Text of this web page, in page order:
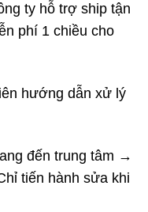
ty hỗ trợ ship tận
phí 1 chiều cho
hướng dẫn xử lý
đến trung tâm →
tiến hành sửa khi